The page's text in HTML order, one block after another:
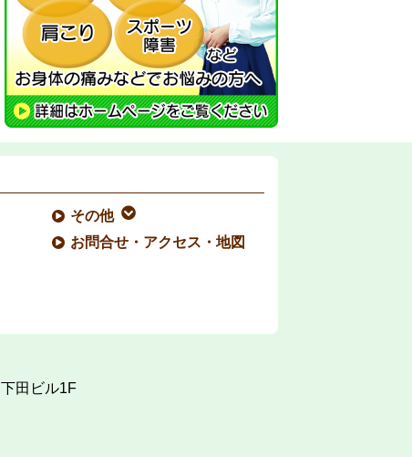
その他
お問合せ・アクセス・地図
下田ビル1F